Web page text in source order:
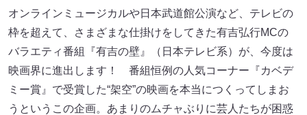
オンラインミュージカルや日本武道館公演など、テレビの
枠を超えて、さまざまな仕掛けをしてきた有吉弘行MCの
バラエティ番組『有吉の壁』（日本テレビ系）が、今度は
映画界に進出します！ 番組恒例の人気コーナー『カベデ
ミー賞』で受賞した“架空”の映画を本当につくってしまお
うというこの企画。あまりのムチャぶりに芸人たちが困惑